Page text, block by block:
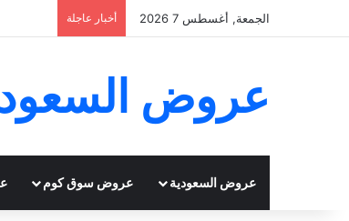
الجمعة, أغسطس 7 2026 أخبار عاجلة
عروض
عروض السعودية عروض سوق كوم